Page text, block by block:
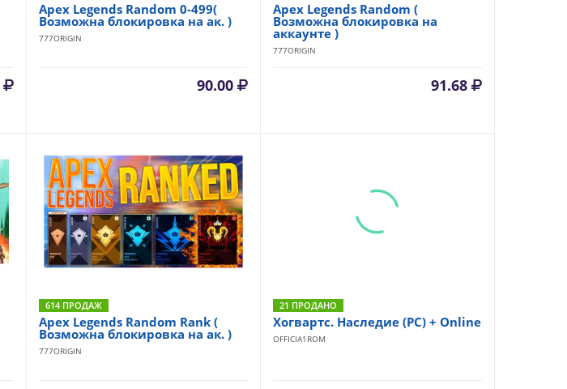
Apex Legends Randоm 0-499(
Возможна блокировка на ак. )
777ORIGIN
90.00
Apex Legends Random (
Возможна блокировка на
аккаунте )
777ORIGIN
91.68
614 ПРОДАЖ
Apex Legends Randоm Rank (
Возможна блокировка на ак. )
777ORIGIN
21 ПРОДАНО
Хогвартс. Наследие (PC) + Online
OFFICIA1ROM